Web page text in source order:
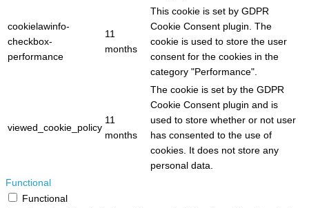
cookielawinfo-
checkbox-
performance
11
months
This cookie is set by GDPR
Cookie Consent plugin. The
cookie is used to store the user
consent for the cookies in the
category "Performance".
viewed_cookie_policy
11
months
The cookie is set by the GDPR
Cookie Consent plugin and is
used to store whether or not user
has consented to the use of
cookies. It does not store any
personal data.
Functional
Functional